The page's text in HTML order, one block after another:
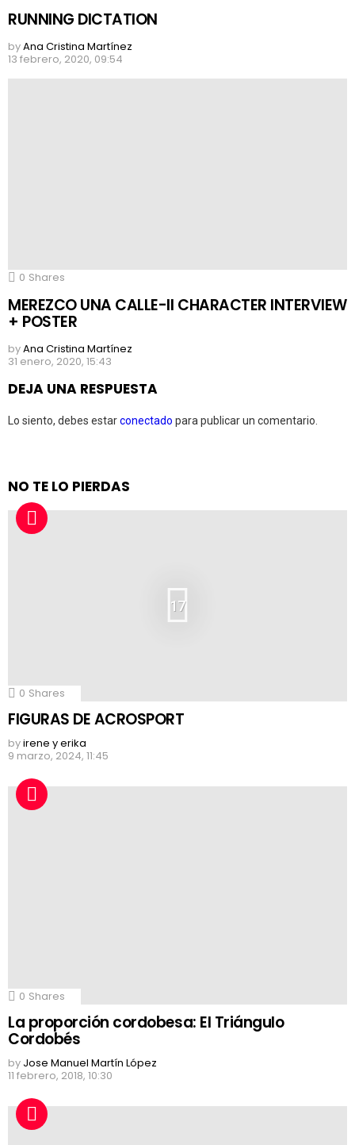
RUNNING DICTATION
byAna Cristina Martínez
13 febrero, 2020, 09:54
0 Shares
MEREZCO UNA CALLE-II CHARACTER INTERVIEW
+ POSTER
byAna Cristina Martínez
31 enero, 2020, 15:43
DEJA UNA RESPUESTA
Lo siento, debes estarconectado para publicar un comentario.
NO TE LO PIERDAS
17
0 Shares
FIGURAS DE ACROSPORT
byirene y erika
9 marzo, 2024, 11:45
0 Shares
La proporción cordobesa: El Triángulo
Cordobés
by Jose Manuel Martín López
11 febrero, 2018, 10:30